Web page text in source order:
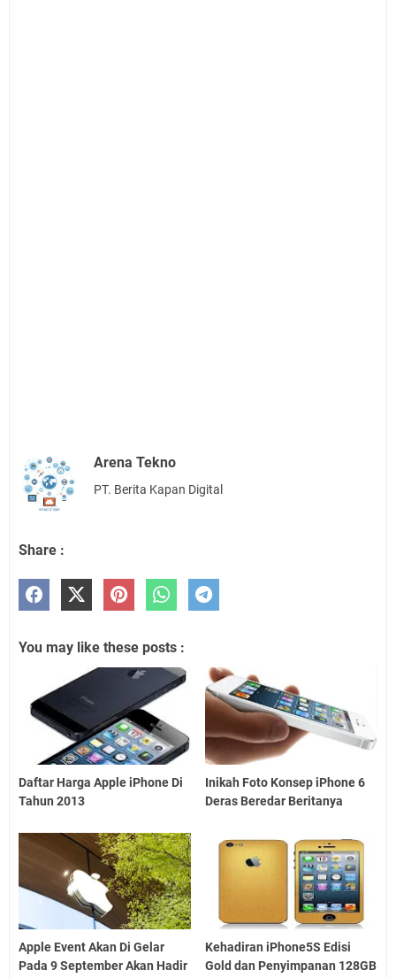
Arena Tekno
PT. Berita Kapan Digital
Share :
You may like these posts :
Daftar Harga Apple iPhone Di
Tahun 2013
Inikah Foto Konsep iPhone 6
Deras Beredar Beritanya
Apple Event Akan Di Gelar
Pada 9 September Akan Hadir
Kehadiran iPhone5S Edisi
Gold dan Penyimpanan 128GB